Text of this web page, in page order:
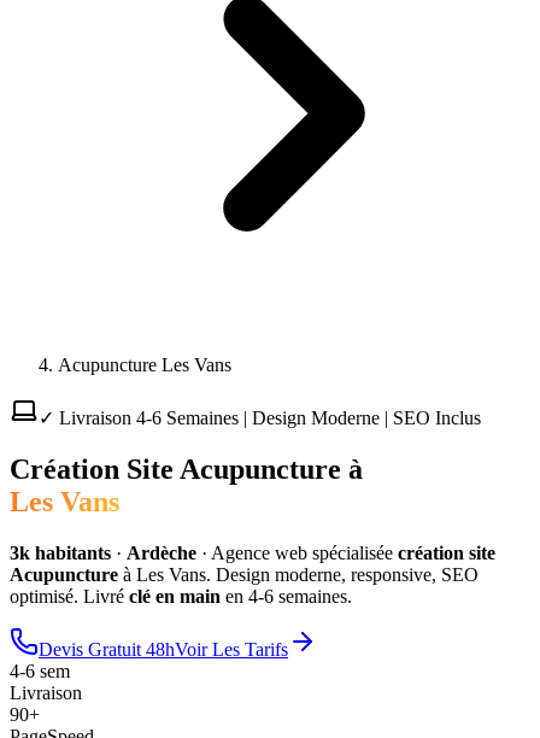
Acupuncture Les Vans
✓ Livraison 4-6 Semaines | Design Moderne | SEO Inclus
Création Site Acupuncture à
Les Vans
3k habitants · Ardèche · Agence web spécialisée création site
Acupuncture à Les Vans. Design moderne, responsive, SEO
optimisé. Livré clé en main en 4-6 semaines.
Devis Gratuit 48hVoir Les Tarifs
4-6 sem
Livraison
90+